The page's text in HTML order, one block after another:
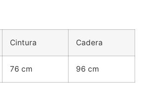
Cintura Cadera
76 cm 96 cm